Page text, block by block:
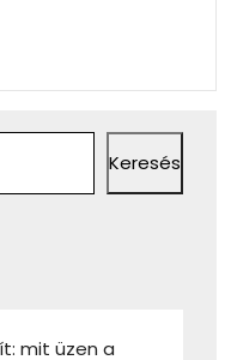
Keresés
mit üzen a